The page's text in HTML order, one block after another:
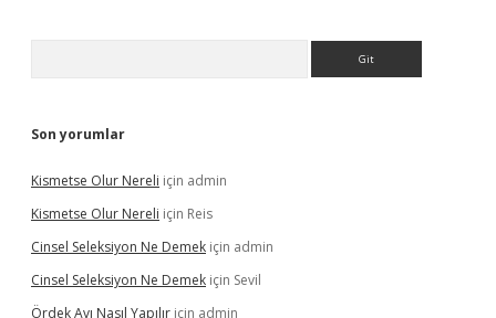
Son yorumlar
Kismetse Olur Nereli için admin
Kismetse Olur Nereli için Reis
Cinsel Seleksiyon Ne Demek için admin
Cinsel Seleksiyon Ne Demek için Sevil
Ördek Avı Nasıl Yapılır için admin